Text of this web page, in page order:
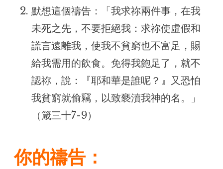
默想這個禱告：「我求祢兩件事，在我
未死之先，不要拒絕我：求祢使虛假和
謊言遠離我，使我不貧窮也不富足，賜
給我需用的飲食。免得我飽足了，就不
認祢，說：『耶和華是誰呢？』又恐怕
我貧窮就偷竊，以致褻瀆我神的名。」
（箴三十7-9）
你的禱告：